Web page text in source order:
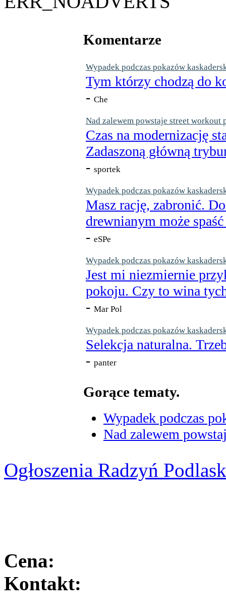
Komentarze
Wypadek podczas pokazów
Tym którzy chodzą do
- Che
Nad zalewem powstaje street workout
Czas na modernizację
Zadaszoną główną
- sportek
Wypadek podczas pokazów
Masz rację, zabronić.
drewnianym może
- eSPe
Wypadek podczas pokazów
Jest mi niezmiernie
pokoju. Czy to wina
- Mar Pol
Wypadek podczas pokazów
Selekcja naturalna.
- panter
Gorące tematy.
Wypadek podczas
Nad zalewem
Ogłoszenia Radzyń
Cena:
Kontakt: